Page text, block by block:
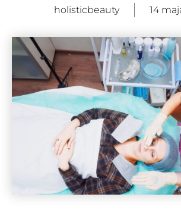
holisticbeauty 14